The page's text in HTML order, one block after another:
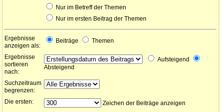
Nur im Betreff der Themen
Nur im ersten Beitrag der Themen
Ergebnisse
anzeigen als:
Beiträge Themen
Ergebnisse
sortieren
nach:
Aufsteigend
Absteigend
Suchzeitraum
begrenzen:
Die ersten:
Zeichen der Beiträge anzeigen